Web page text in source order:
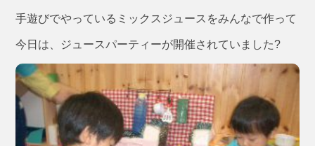
手遊びでやっているミックスジュースをみんなで作って
今日は、ジュースパーティーが開催されていました?